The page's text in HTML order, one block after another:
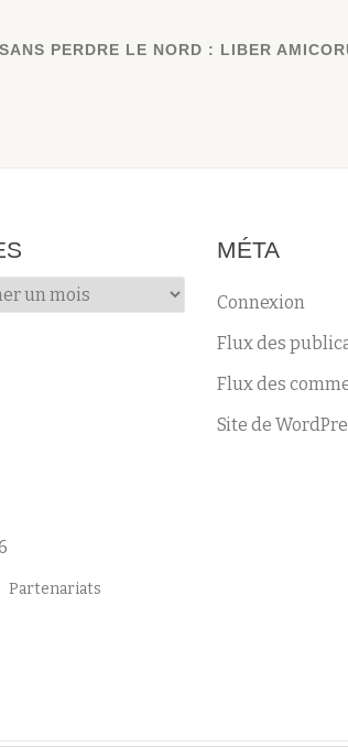
PERDRE LE NORD : LIBER
MÉTA
Connexion
Flux des
Flux des
Site de
Partenariats